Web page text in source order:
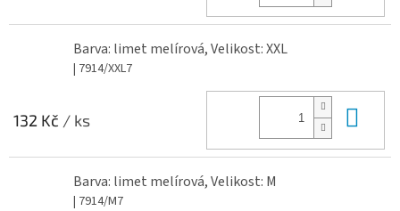
Barva: limet melírová, Velikost: XXL
| 7914/XXL7
132 Kč / ks
Barva: limet melírová, Velikost: M
| 7914/M7